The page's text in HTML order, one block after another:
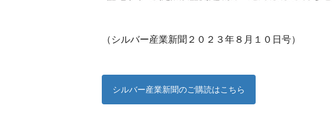
（シルバー産業新聞２０２３年８月１０日号）
シルバー産業新聞のご購読はこちら